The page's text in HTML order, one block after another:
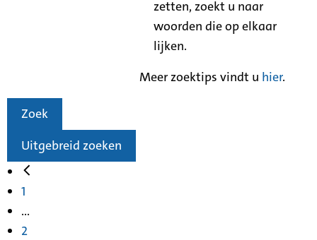
zetten, zoekt u naar
woorden die op elkaar
lijken.
Meer zoektips vindt u hier.
Zoek
Uitgebreid zoeken
1
...
2